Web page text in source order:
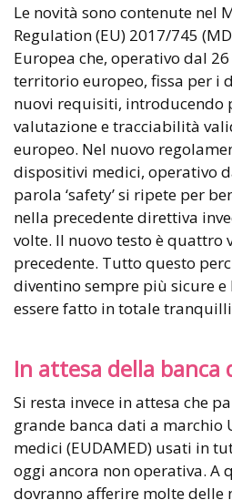
Le novità sono contenute nel
Regulation (EU) 2017/745
Europea che, operativo dal
territorio europeo, fissa per i
nuovi requisiti, introducendo
valutazione e tracciabilità
europeo. Nel nuovo
dispositivi medici, operativo
parola ‘safety’ si ripete per
nella precedente direttiva
volte. Il nuovo testo è quattro
precedente. Tutto questo
diventino sempre più sicure e
essere fatto in totale
In attesa della banca
Si resta invece in attesa che
grande banca dati a marchio
medici (EUDAMED) usati in
oggi ancora non operativa.
dovranno afferire molte delle